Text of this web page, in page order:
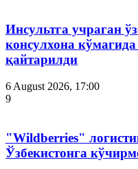
Инсультга учраган
консулхона
қайтарилди
6 August 2026, 17:00
9
"Wildberries"
Ўзбекистонга